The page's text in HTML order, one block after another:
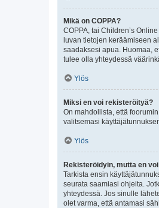
Mikä on COPPA?
COPPA, tai Children’s
luvan tietojen keräämiseen
saadaksesi apua. Huomaa,
tulee olla yhteydessä
Ylös
Miksi en voi rekisteröityä?
On mahdollista, että
valitsemasi
Ylös
Rekisteröidyin, mutta en
Tarkista ensin
seurata saamiasi ohjeita.
yhteydessä. Jos sinulle
olet varma, että antamasi